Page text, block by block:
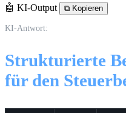
🤖 KI-Output ⧉ Kopieren
KI-Antwort:
Strukturierte
für den